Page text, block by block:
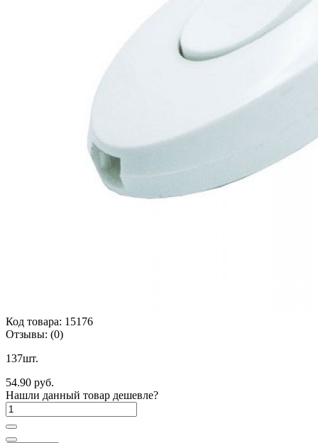
Код товара: 15176
Отзывы: (0)
137шт.
54.90 руб.
Нашли данный товар дешевле?